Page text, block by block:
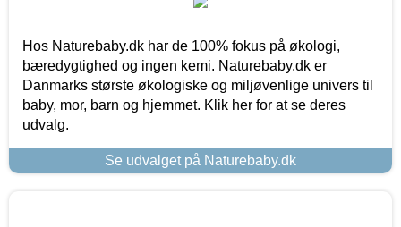
Hos Naturebaby.dk har de 100% fokus på økologi,
bæredygtighed og ingen kemi. Naturebaby.dk er
Danmarks største økologiske og miljøvenlige univers til
baby, mor, barn og hjemmet. Klik her for at se deres
udvalg.
Se udvalget på Naturebaby.dk